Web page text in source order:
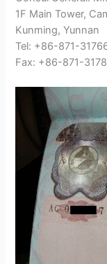
1F Main Tower,
Kunming, Yunnan
Tel: +86-871-
Fax: +86-871-